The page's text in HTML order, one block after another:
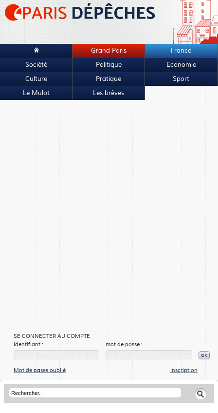
Grand Paris
France
Société
Politique
Economie
Culture
Pratique
Sport
Le Mulot
Les brèves
SE CONNECTER AU COMPTE
Identifiant :
mot de passe :
ok
Mot de passe oublié Inscription